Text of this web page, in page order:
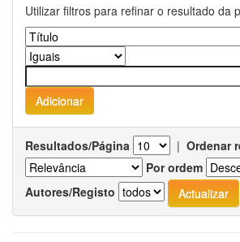
Utilizar filtros para refinar o resultado da
Resultados/Página | Ordenar
Por ordem
Autores/Registo